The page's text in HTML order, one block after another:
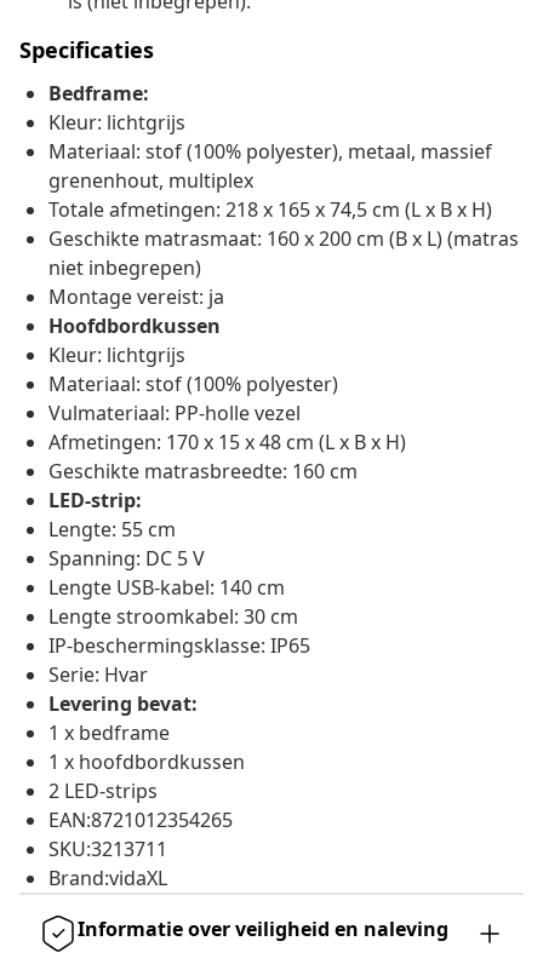
Specificaties
Bedframe:
Kleur: lichtgrijs
Materiaal: stof (100% polyester), metaal, massief
grenenhout, multiplex
Totale afmetingen: 218 x 165 x 74,5 cm (L x B x H)
Geschikte matrasmaat: 160 x 200 cm (B x L) (matras
niet inbegrepen)
Montage vereist: ja
Hoofdbordkussen
Kleur: lichtgrijs
Materiaal: stof (100% polyester)
Vulmateriaal: PP-holle vezel
Afmetingen: 170 x 15 x 48 cm (L x B x H)
Geschikte matrasbreedte: 160 cm
LED-strip:
Lengte: 55 cm
Spanning: DC 5 V
Lengte USB-kabel: 140 cm
Lengte stroomkabel: 30 cm
IP-beschermingsklasse: IP65
Serie: Hvar
Levering bevat:
1 x bedframe
1 x hoofdbordkussen
2 LED-strips
EAN:8721012354265
SKU:3213711
Brand:vidaXL
Informatie over veiligheid en naleving